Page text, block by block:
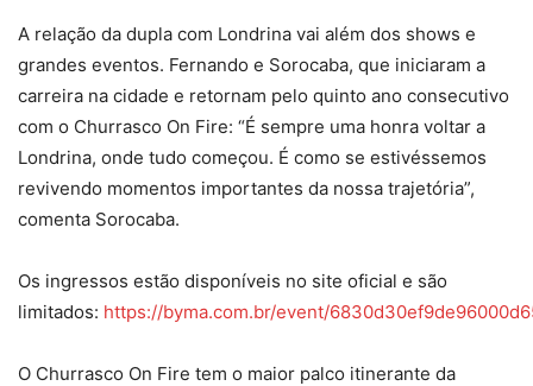
A relação da dupla com Londrina vai além dos shows e
grandes eventos. Fernando e Sorocaba, que iniciaram a
carreira na cidade e retornam pelo quinto ano consecutivo
com o Churrasco On Fire: “É sempre uma honra voltar a
Londrina, onde tudo começou. É como se estivéssemos
revivendo momentos importantes da nossa trajetória”,
comenta Sorocaba.
Os ingressos estão disponíveis no site oficial e são
limitados: https://byma.com.br/event/
O Churrasco On Fire tem o maior palco itinerante da